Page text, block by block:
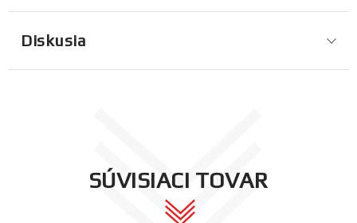
Diskusia
SÚVISIACI TOVAR